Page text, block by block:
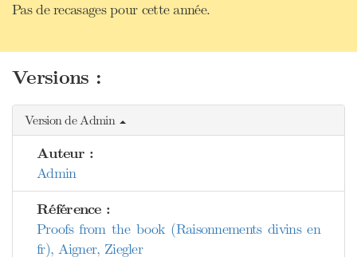
Pas de recasages pour cette année.
Versions :
Version de Admin
Auteur :
Admin
Référence :
Proofs from the book (Raisonnements divins en
fr), Aigner, Ziegler